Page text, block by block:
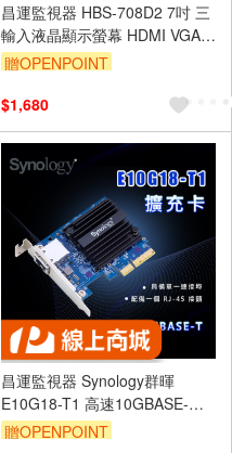
昌運監視器 HBS-708D2 7吋 三
輸入液晶顯示螢幕 HDMI VGA
AV
贈OPENPOINT
$1,680
昌運監視器 Synology群暉
E10G18-T1 高速10GBASE-
T/NBASE-T 擴充卡 乙太網路卡
贈OPENPOINT